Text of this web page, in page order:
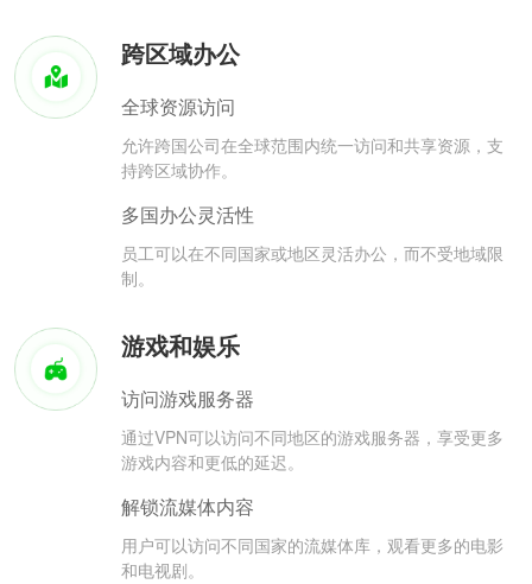
跨区域办公
全球资源访问
允许跨国公司在全球范围内统一访问和共享资源，支
持跨区域协作。
多国办公灵活性
员工可以在不同国家或地区灵活办公，而不受地域限
制。
游戏和娱乐
访问游戏服务器
通过VPN可以访问不同地区的游戏服务器，享受更多
游戏内容和更低的延迟。
解锁流媒体内容
用户可以访问不同国家的流媒体库，观看更多的电影
和电视剧。